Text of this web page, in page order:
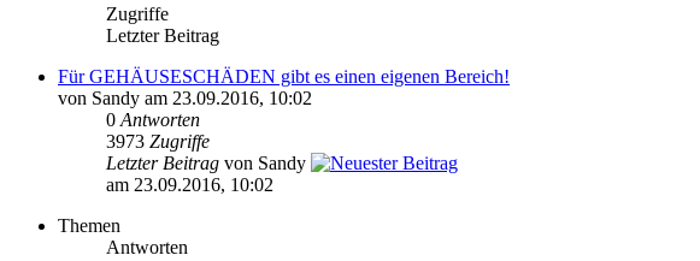
Zugriffe
Letzter Beitrag
Für GEHÄUSESCHÄDEN gibt es einen eigenen Bereich!
von Sandy am 23.09.2016, 10:02
0 Antworten
3973 Zugriffe
Letzter Beitrag von Sandy
am 23.09.2016, 10:02
Themen
Antworten